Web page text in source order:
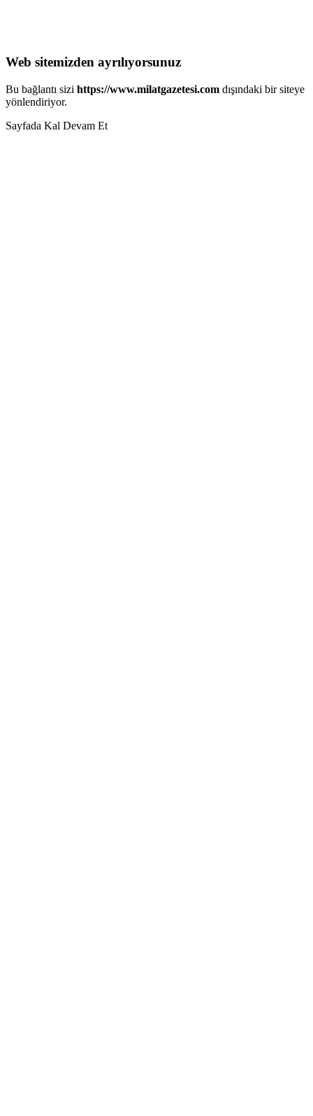
Web sitemizden ayrılıyorsunuz
Bu bağlantı sizi https://www.milatgazetesi.com dışındaki bir siteye
yönlendiriyor.
Sayfada Kal Devam Et